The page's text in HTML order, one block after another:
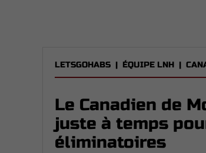
LETSGOHABS | ÉQUIPE LNH |
Le Canadien de
juste à temps
éliminatoires